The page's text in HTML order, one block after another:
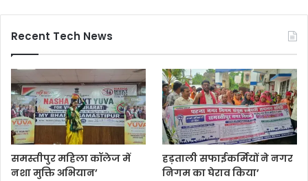
Recent Tech News
समस्तीपुर महिला कॉलेज में
नशा मुक्ति अभियान’
हड़ताली सफाईकर्मियों ने नगर
निगम का घेराव किया’